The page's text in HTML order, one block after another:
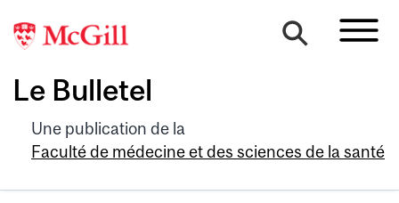
Le Bulletel
Une publication de la
Faculté de médecine et des sciences de la santé